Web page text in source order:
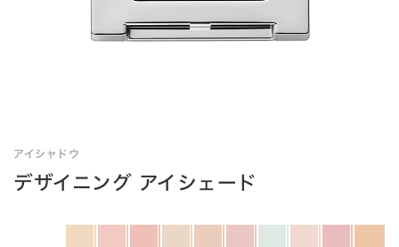
アイシャドウ
デザイニング アイシェード